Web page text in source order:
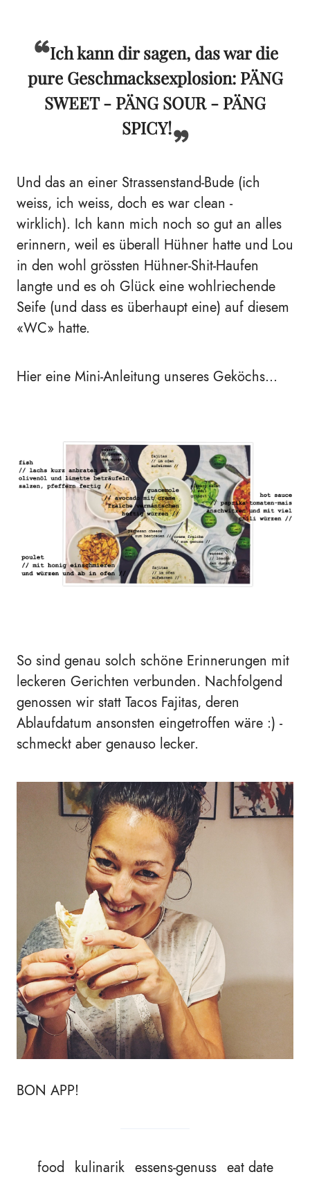
Ich kann dir sagen, das war die
pure Geschmacksexplosion: PÄNG
SWEET - PÄNG SOUR - PÄNG
SPICY!
Und das an einer Strassenstand-Bude (ich
weiss, ich weiss, doch es war clean -
wirklich). Ich kann mich noch so gut an alles
erinnern, weil es überall Hühner hatte und Lou
in den wohl grössten Hühner-Shit-Haufen
langte und es oh Glück eine wohlriechende
Seife (und dass es überhaupt eine) auf diesem
«WC» hatte.
Hier eine Mini-Anleitung unseres Geköchs...
So sind genau solch schöne Erinnerungen mit
leckeren Gerichten verbunden. Nachfolgend
genossen wir statt Tacos Fajitas, deren
Ablaufdatum ansonsten eingetroffen wäre :) -
schmeckt aber genauso lecker.
BON APP!
food kulinarik essens-genuss eat date